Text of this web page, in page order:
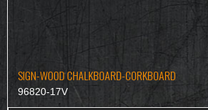
SIGN-WOOD CHALKBOARD-CORKBOARD
96820-17V